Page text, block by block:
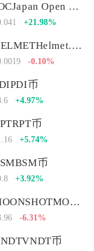
JOCJapan Open Chain
+21.98%
HELMETHelmet.insure Governance Token
-0.10%
币
+4.97%
币
+5.74%
币
+3.92%
MOONSHOTMOONSHOT币
-6.31%
币